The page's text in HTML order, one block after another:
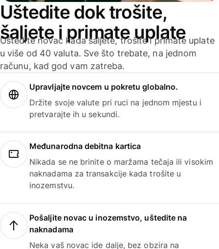
Uštedite dok trošite,
šaljete i primate uplate
Uštedite novac kada šaljete, trošite i primate uplate
u više od 40 valuta. Sve što trebate, na jednom
računu, kad god vam zatreba.
Upravljajte novcem u pokretu globalno.
Držite svoje valute pri ruci na jednom mjestu i
pretvarajte ih u sekundi.
Međunarodna debitna kartica
Nikada se ne brinite o maržama tečaja ili visokim
naknadama za transakcije kada trošite u
inozemstvu.
Pošaljite novac u inozemstvo, uštedite na
naknadama
Neka vaš novac ide dalje, bez obzira na